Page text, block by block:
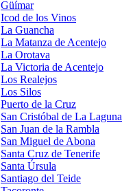
Güímar
Icod de los Vinos
La Guancha
La Matanza de Acentejo
La Orotava
La Victoria de Acentejo
Los Realejos
Los Silos
Puerto de la Cruz
San Cristóbal de La Laguna
San Juan de la Rambla
San Miguel de Abona
Santa Cruz de Tenerife
Santa Úrsula
Santiago del Teide